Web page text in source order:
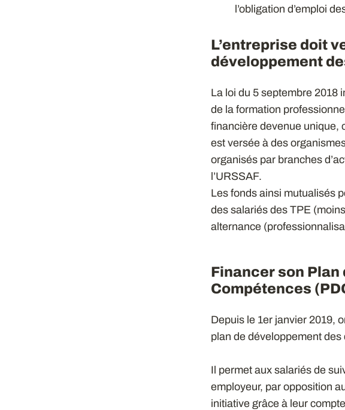
l’obligation d’emploi
L’entreprise doit
développement
La loi du 5 septembre 2018
de la formation
financière devenue unique,
est versée à des
organisés par branches
l’URSSAF.
Les fonds ainsi mutualisés
des salariés des TPE
alternance
Financer son Plan
Compétences
Depuis le 1er janvier 2019,
plan de développement des
Il permet aux salariés de
employeur, par opposition
initiative grâce à leur